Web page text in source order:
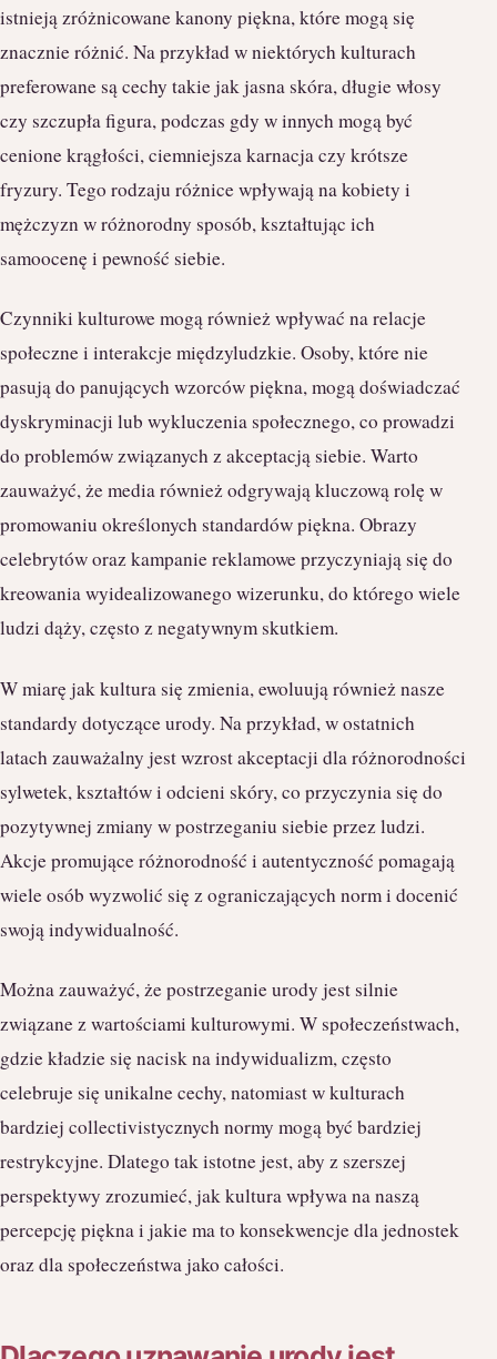
istnieją zróżnicowane kanony piękna, które mogą się
znacznie różnić. Na przykład w niektórych kulturach
preferowane są cechy takie jak jasna skóra, długie włosy
czy szczupła figura, podczas gdy w innych mogą być
cenione krągłości, ciemniejsza karnacja czy krótsze
fryzury. Tego rodzaju różnice wpływają na kobiety i
mężczyzn w różnorodny sposób, kształtując ich
samoocenę i pewność siebie.
Czynniki kulturowe mogą również wpływać na relacje
społeczne i interakcje międzyludzkie. Osoby, które nie
pasują do panujących wzorców piękna, mogą doświadczać
dyskryminacji lub wykluczenia społecznego, co prowadzi
do problemów związanych z akceptacją siebie. Warto
zauważyć, że media również odgrywają kluczową rolę w
promowaniu określonych standardów piękna. Obrazy
celebrytów oraz kampanie reklamowe przyczyniają się do
kreowania wyidealizowanego wizerunku, do którego wiele
ludzi dąży, często z negatywnym skutkiem.
W miarę jak kultura się zmienia, ewoluują również nasze
standardy dotyczące urody. Na przykład, w ostatnich
latach zauważalny jest wzrost akceptacji dla różnorodności
sylwetek, kształtów i odcieni skóry, co przyczynia się do
pozytywnej zmiany w postrzeganiu siebie przez ludzi.
Akcje promujące różnorodność i autentyczność pomagają
wiele osób wyzwolić się z ograniczających norm i docenić
swoją indywidualność.
Można zauważyć, że postrzeganie urody jest silnie
związane z wartościami kulturowymi. W społeczeństwach,
gdzie kładzie się nacisk na indywidualizm, często
celebruje się unikalne cechy, natomiast w kulturach
bardziej collectivistycznych normy mogą być bardziej
restrykcyjne. Dlatego tak istotne jest, aby z szerszej
perspektywy zrozumieć, jak kultura wpływa na naszą
percepcję piękna i jakie ma to konsekwencje dla jednostek
oraz dla społeczeństwa jako całości.